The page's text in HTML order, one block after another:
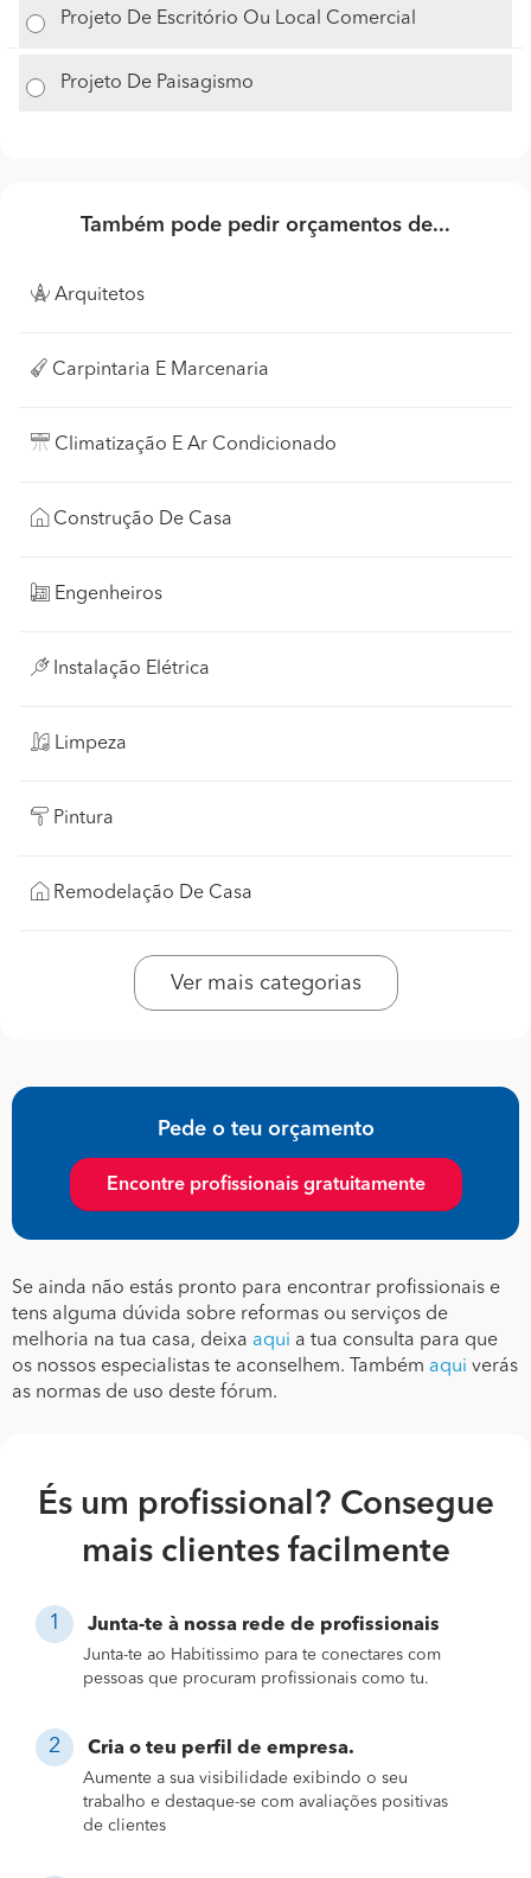
Projeto De Escritório Ou Local Comercial
Projeto De Paisagismo
Também pode pedir orçamentos de...
Arquitetos
Carpintaria E Marcenaria
Climatização E Ar Condicionado
Construção De Casa
Engenheiros
Instalação Elétrica
Limpeza
Pintura
Remodelação De Casa
Ver mais categorias
Pede o teu orçamento
Encontre profissionais gratuitamente
Se ainda não estás pronto para encontrar profissionais e
tens alguma dúvida sobre reformas ou serviços de
melhoria na tua casa, deixa aqui a tua consulta para que
os nossos especialistas te aconselhem. Também aqui verás
as normas de uso deste fórum.
És um profissional? Consegue
mais clientes facilmente
Junta-te à nossa rede de profissionais
Junta-te ao Habitissimo para te conectares com
pessoas que procuram profissionais como tu.
Cria o teu perfil de empresa.
Aumente a sua visibilidade exibindo o seu
trabalho e destaque-se com avaliações positivas
de clientes